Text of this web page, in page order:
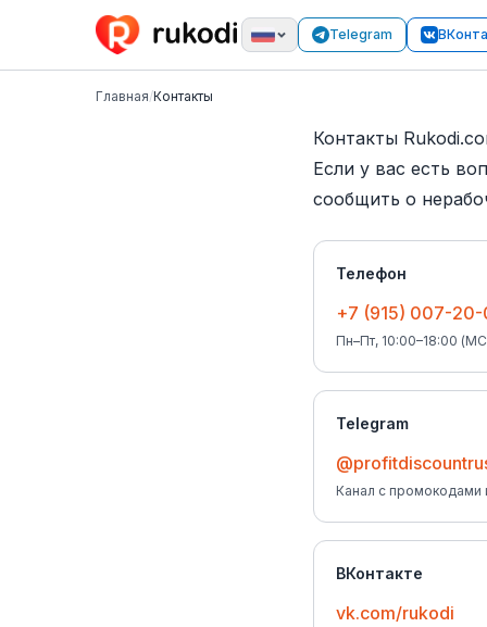
Telegram
Главная/Контакты
Контакты
Если у вас есть
сообщить о
Телефон
+7 (915) 007-
Пн–Пт, 10:00–18:00
Telegram
Канал с промокодами
ВКонтакте
vk.com/rukodi